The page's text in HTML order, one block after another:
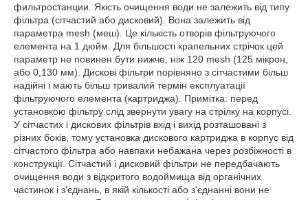
фильтростанции. Якість очищення води не залежить від типу
фільтра (сітчастий або дисковий). Вона залежить від
параметра mesh (меш). Це кількість отворів фільтруючого
елемента на 1 дюйм. Для більшості крапельних стрічок цей
параметр не повинен бути нижче, ніж 120 mesh (125 мікрон,
або 0,130 мм). Дискові фільтри порівняно з сітчастими більш
надійні і мають більш тривалий термін експлуатації
фільтруючого елемента (картриджа). Примітка: перед
установкою фільтру слід звернути увагу на стрілку на корпусі.
У сітчастих і дискових фільтрів вхід і вихід розташовані з
різних боків, тому установка дискового картриджа в корпус від
сітчастого фільтра або навпаки небажана через розбіжності в
конструкції. Сітчастий і дисковий фільтри не передбачають
очищення води з відкритого водоймища від органічних
частинок і з'єднань, в якій кількості або з'єднанні вони не